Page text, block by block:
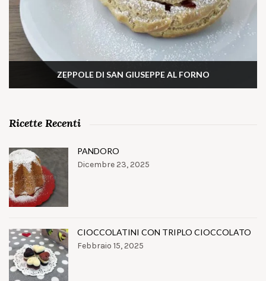
ZEPPOLE DI SAN GIUSEPPE AL FORNO
Ricette Recenti
PANDORO
Dicembre 23, 2025
CIOCCOLATINI CON TRIPLO CIOCCOLATO
Febbraio 15, 2025